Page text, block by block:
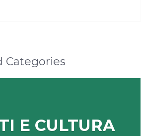
Categories
E CULTURA